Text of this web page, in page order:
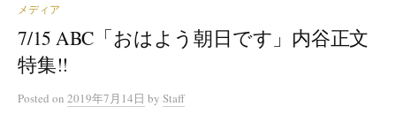
メディア
7/15 ABC「おはよう朝日です」内谷正文
特集!!
Posted on 2019年7月14日 by Staff